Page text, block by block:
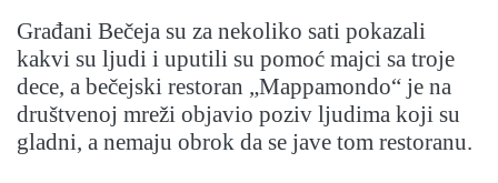
Građani Bečeja su za nekoliko sati pokazali
kakvi su ljudi i uputili su pomoć majci sa troje
dece, a bečejski restoran „Mappamondo“ je na
društvenoj mreži objavio poziv ljudima koji su
gladni, a nemaju obrok da se jave tom restoranu.